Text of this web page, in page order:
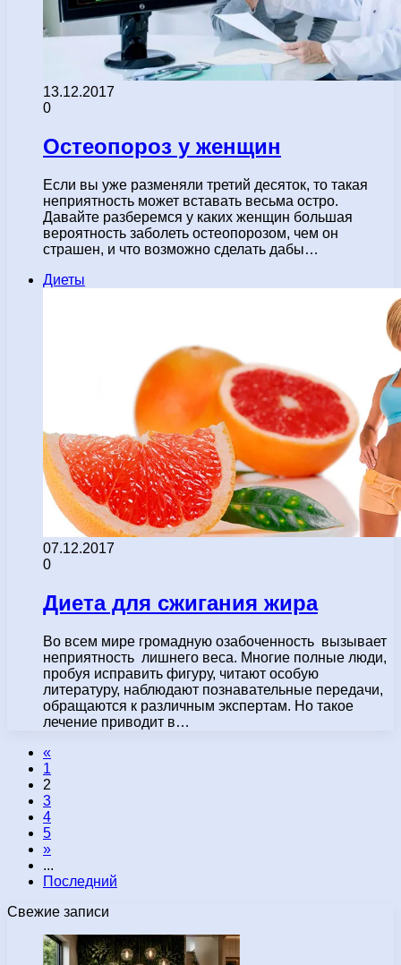
13.12.2017
0
Остеопороз у женщин
Если вы уже разменяли третий десяток, то такая
неприятность может вставать весьма остро.
Давайте разберемся у каких женщин большая
вероятность заболеть остеопорозом, чем он
страшен, и что возможно сделать дабы…
Диеты
07.12.2017
0
Диета для сжигания жира
Во всем мире громадную озабоченность вызывает
неприятность лишнего веса. Многие полные люди,
пробуя исправить фигуру, читают особую
литературу, наблюдают познавательные передачи,
обращаются к различным экспертам. Но такое
лечение приводит в…
«
1
2
3
4
5
»
...
Последний
Свежие записи